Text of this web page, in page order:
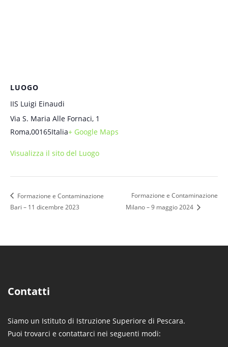
LUOGO
IIS Luigi Einaudi
Via S. Maria Alle Fornaci, 1
Roma,00165Italia+ Google Maps
Visualizza il sito del Luogo
Formazione e Contaminazione
Bari – 11 dicembre 2023
Formazione e Contaminazione
Milano – 9 maggio 2024
Contatti
Siamo un Istituto di Istruzione Superiore di Pescara.
Puoi trovarci e contattarci nei seguenti modi: